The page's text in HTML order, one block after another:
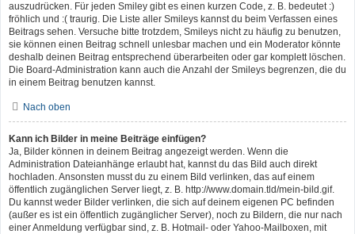
auszudrücken. Für jeden Smiley gibt es einen kurzen Code, z. B. bedeutet :)
fröhlich und :( traurig. Die Liste aller Smileys kannst du beim Verfassen eines
Beitrags sehen. Versuche bitte trotzdem, Smileys nicht zu häufig zu benutzen,
sie können einen Beitrag schnell unlesbar machen und ein Moderator könnte
deshalb deinen Beitrag entsprechend überarbeiten oder gar komplett löschen.
Die Board-Administration kann auch die Anzahl der Smileys begrenzen, die du
in einem Beitrag benutzen kannst.
Nach oben
Kann ich Bilder in meine Beiträge einfügen?
Ja, Bilder können in deinem Beitrag angezeigt werden. Wenn die
Administration Dateianhänge erlaubt hat, kannst du das Bild auch direkt
hochladen. Ansonsten musst du zu einem Bild verlinken, das auf einem
öffentlich zugänglichen Server liegt, z. B. http://www.domain.tld/mein-bild.gif.
Du kannst weder Bilder verlinken, die sich auf deinem eigenen PC befinden
(außer es ist ein öffentlich zugänglicher Server), noch zu Bildern, die nur nach
einer Anmeldung verfügbar sind, z. B. Hotmail- oder Yahoo-Mailboxen, mit